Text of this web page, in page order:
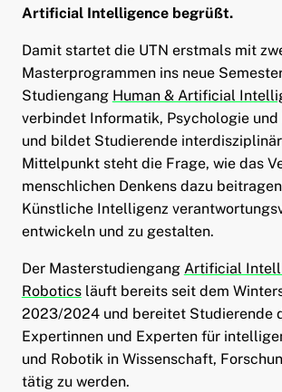
Artificial Intelligence begrüßt.
Damit startet die UTN erstmals mit
Masterprogrammen ins neue
Studiengang Human & Artificial
verbindet Informatik, Psychologie und
und bildet Studierende
Mittelpunkt steht die Frage, wie das
menschlichen Denkens dazu
Künstliche Intelligenz
entwickeln und zu gestalten.
Der Masterstudiengang Artificial
Roboticsläuft bereits seit dem
2023/2024 und bereitet Studierende
Expertinnen und Experten für
und Robotik in Wissenschaft,
tätig zu werden.